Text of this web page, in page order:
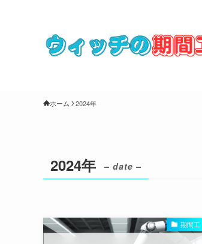
ホーム 2024年
2024年 – date –
期間工